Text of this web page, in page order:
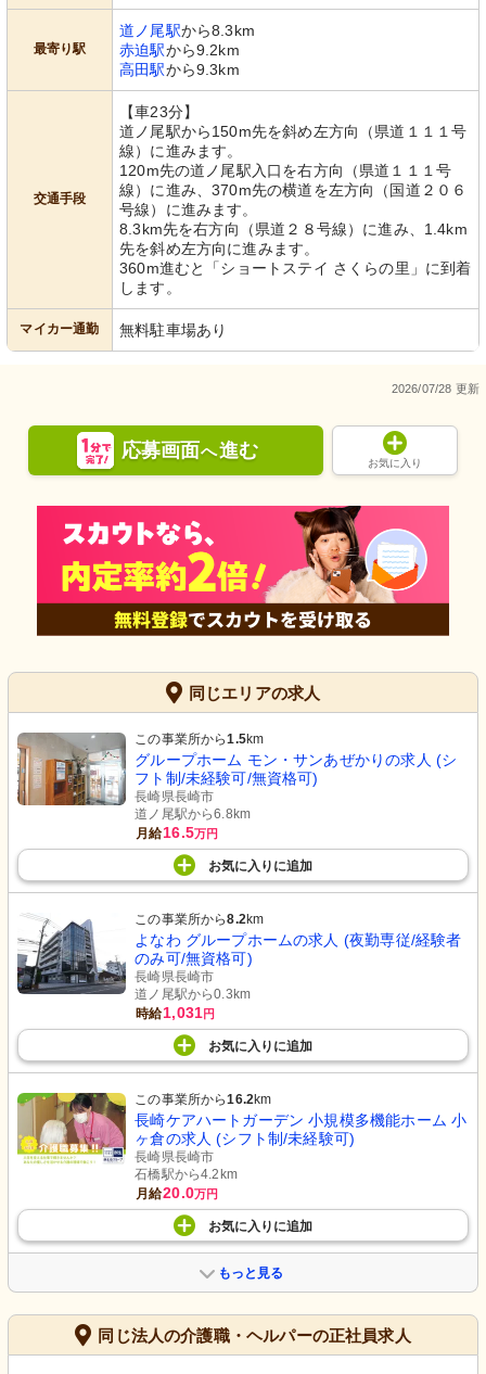
最寄り駅
道ノ尾駅から8.3km
赤迫駅から9.2km
高田駅から9.3km
交通手段
【車23分】
道ノ尾駅から150m先を斜め左方向（県道１１１号
線）に進みます。
120m先の道ノ尾駅入口を右方向（県道１１１号
線）に進み、370m先の横道を左方向（国道２０６
号線）に進みます。
8.3km先を右方向（県道２８号線）に進み、1.4km
先を斜め左方向に進みます。
360m進むと「ショートステイ さくらの里」に到着
します。
マイカー通勤 無料駐車場あり
2026/07/28 更新
応募画面へ進む
お気に入り
同じエリアの求人
この事業所から1.5km
グループホーム モン・サンあぜかりの求人 (シ
フト制/未経験可/無資格可)
長崎県長崎市
道ノ尾駅から6.8km
月給16.5万円
お気に入り に追加
この事業所から8.2km
よなわ グループホームの求人 (夜勤専従/経験者
のみ可/無資格可)
長崎県長崎市
道ノ尾駅から0.3km
時給1,031円
お気に入り に追加
この事業所から16.2km
長崎ケアハートガーデン 小規模多機能ホーム 小
ヶ倉の求人 (シフト制/未経験可)
長崎県長崎市
石橋駅から4.2km
月給20.0万円
お気に入り に追加
もっと見る
同じ法人の介護職・ヘルパーの正社員求人